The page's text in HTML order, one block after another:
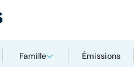
Famille Émissions